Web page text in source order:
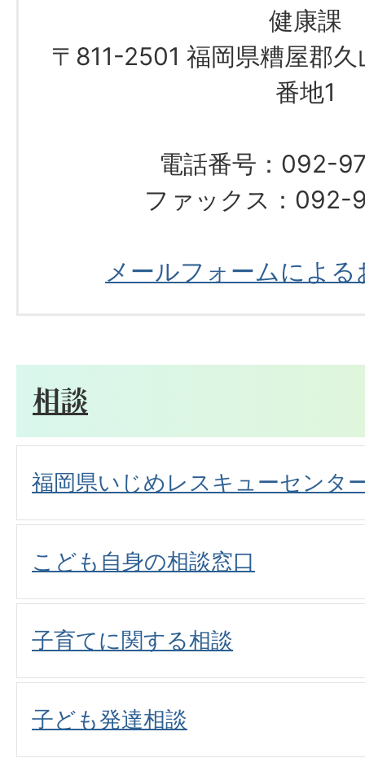
健康課
〒811-2501 福岡県糟屋郡
番地1
電話番号：092-
ファックス：092-
メールフォームによ
相談
福岡県いじめレスキューセンタ
こども自身の相談窓口
子育てに関する相談
子ども発達相談